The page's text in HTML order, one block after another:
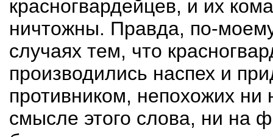
красногвардейцев, и их
ничтожны. Правда, по-
случаях тем, что
производились наспех и
противником, непохожих ни
смысле этого слова, ни на